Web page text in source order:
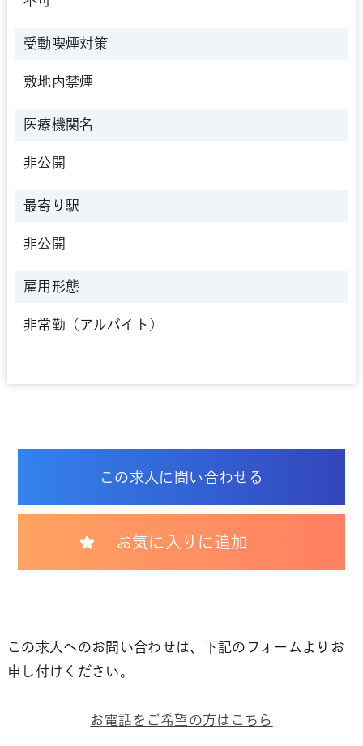
受動喫煙対策
敷地内禁煙
医療機関名
非公開
最寄り駅
非公開
雇用形態
非常勤（アルバイト）
この求人に問い合わせる
お気に入りに追加
この求人へのお問い合わせは、下記のフォームよりお
申し付けください。
お電話をご希望の方はこちら